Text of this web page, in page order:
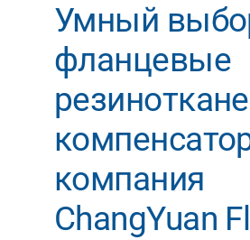
Умный
фланцевые
компания
ChangYuan